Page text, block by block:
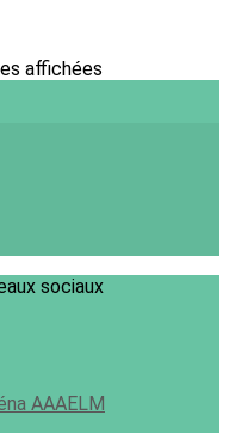
affichées
sociaux